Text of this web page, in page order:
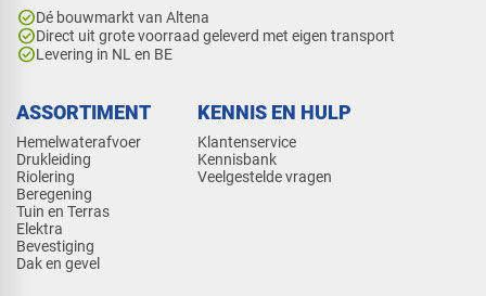
ASSORTIMENT
Hemelwaterafvoer
Drukleiding
Riolering
Beregening
Tuin en Terras
Elektra
Bevestiging
Dak en gevel
KENNIS EN HULP
Klantenservice
Kennisbank
Veelgestelde vragen
check_circleDé bouwmarkt van Altena
check_circleDirect uit grote voorraad geleverd met eigen transport
check_circleLevering in NL en BE